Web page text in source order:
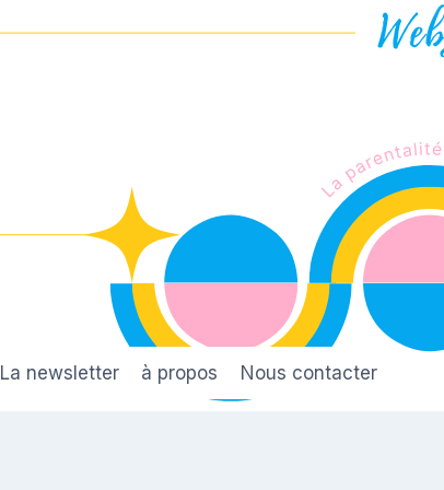
La newsletter à propos Nous contacter